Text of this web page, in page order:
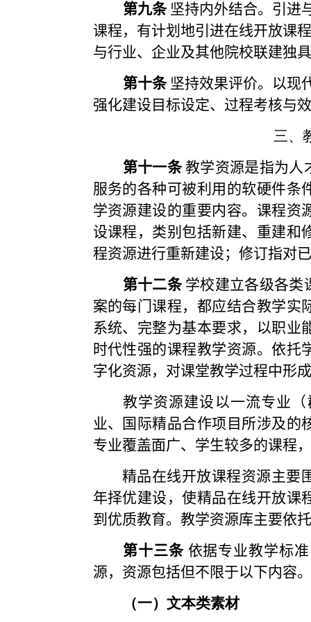
第九条 坚持内外结合。引进
课程，有计划地引进在线开放课
与行业、企业及其他院校联建独
第十条坚持效果评价。以现
强化建设目标设定、过程考核与
三、
第十一条教学资源是指为人
服务的各种可被利用的软硬件条
学资源建设的重要内容。课程资
设课程，类别包括新建、重建和
程资源进行重新建设；修订指对
第十二条学校建立各级各类
案的每门课程，都应结合教学实
系统、完整为基本要求， 以职业
时代性强的课程教学资源。依托
字化资源，对课堂教学过程中形
教学资源建设以一流专业
业、
国际精品合作项目所涉及的
专业覆盖面广、学生较多的课程
精品在线开放课程资源主要
年择优建设，使精品在线开放课
到优质教育。 教学资源库主要依
第十三条依据专业教学标
源，资源包括但不限于以下内容。
（一）文本类素材